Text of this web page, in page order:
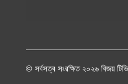
© সর্বসত্ব সংরক্ষিত ২০২৬ বিজয়